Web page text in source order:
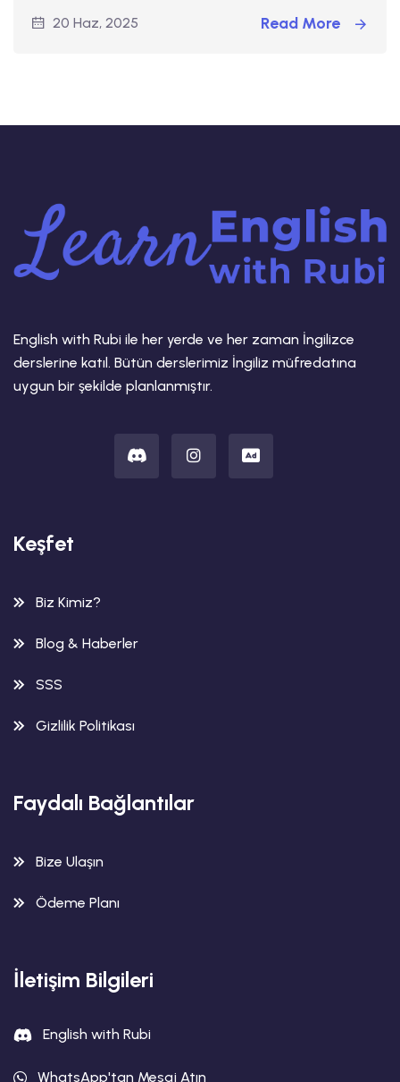
20 Haz, 2025 Read More
English with Rubi ile her yerde ve her zaman İngilizce
derslerine katıl. Bütün derslerimiz İngiliz müfredatına
uygun bir şekilde planlanmıştır.
Keşfet
Biz Kimiz?
Blog & Haberler
SSS
Gizlilik Politikası
Faydalı Bağlantılar
Bize Ulaşın
Ödeme Planı
İletişim Bilgileri
English with Rubi
WhatsApp'tan Mesaj Atın